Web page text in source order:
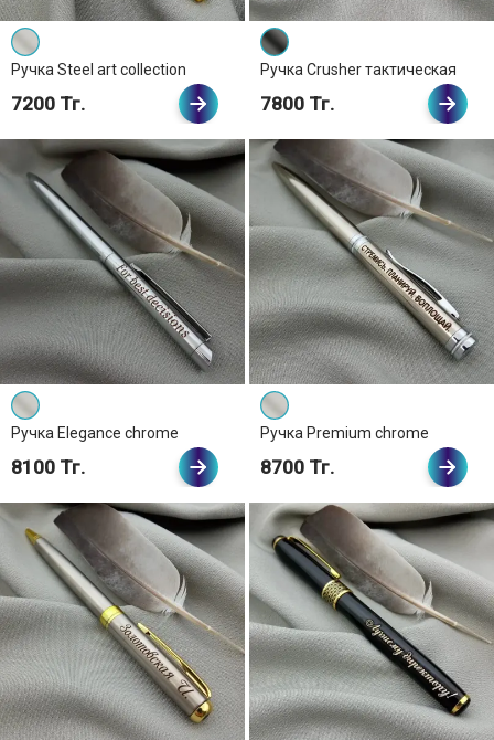
Ручка Steel art collection
7200 Тг.
Ручка Crusher тактическая
7800 Тг.
Ручка Elegance chrome
8100 Тг.
Ручка Premium chrome
8700 Тг.